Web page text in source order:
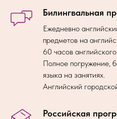
Билингвальная
Ежедневно
предметов на
60 часов
Полное погружение,
языка на занятиях.
Английский
Российская